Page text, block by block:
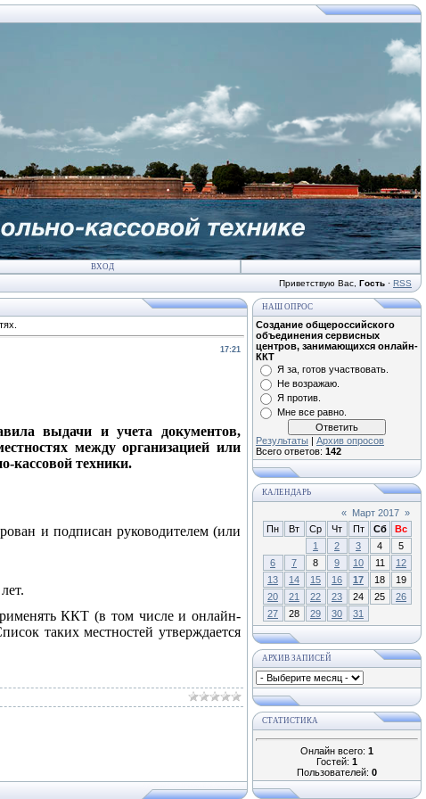
ВХОД
Приветствую Вас Гость · RSS
17:21
выдачи и учета документов,
между организацией или
кассовой техники.
и подписан руководителем (или
ККТ (в том числе и онлайн-
таких местностей утверждается
НАШ ОПРОС
Создание общероссийского
объединения сервисных
центров, занимающихся онлайн-
ККТ
Я за, готов участвовать.
Не возражаю.
Я против.
Мне все равно.
Результаты | Архив опросов
Всего ответов: 142
КАЛЕНДАРЬ
« Март 2017 »
Пн
Вт Ср Чт Пт Сб
Вс
1
2 3 4
5
6
7 8 9 10 11
12
13
14 15 16 17 18
19
20
21 22 23 24 25
26
27
28 29 30 31
АРХИВ ЗАПИСЕЙ
СТАТИСТИКА
Онлайн всего: 1
Гостей: 1
Пользователей: 0